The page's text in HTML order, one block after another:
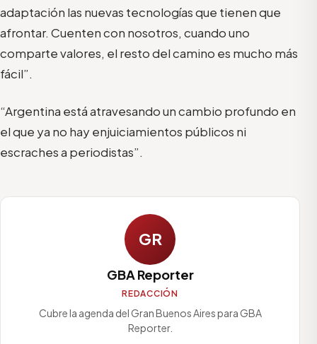
adaptación las nuevas tecnologías que tienen que
afrontar. Cuenten con nosotros, cuando uno
comparte valores, el resto del camino es mucho más
fácil”.
“Argentina está atravesando un cambio profundo en
el que ya no hay enjuiciamientos públicos ni
escraches a periodistas”.
GR
GBA Reporter
REDACCIÓN
Cubre la agenda del Gran Buenos Aires para GBA
Reporter.